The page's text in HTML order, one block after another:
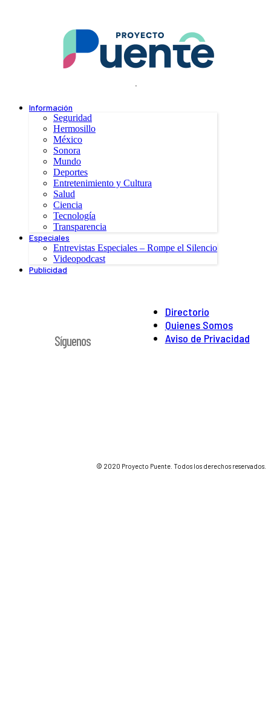
.
Información
Seguridad
Hermosillo
México
Sonora
Mundo
Deportes
Entretenimiento y Cultura
Salud
Ciencia
Tecnología
Transparencia
Especiales
Entrevistas Especiales – Rompe el Silencio
Videopodcast
Publicidad
Directorio
Quienes Somos
Aviso de Privacidad
Síguenos
© 2020 Proyecto Puente. Todos los derechos reservados.